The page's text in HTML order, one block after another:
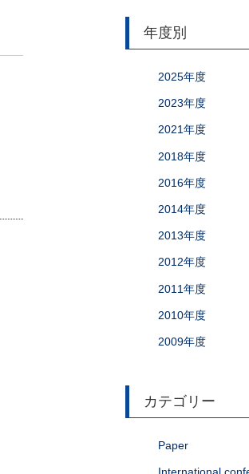
年度別
2025年度
2023年度
2021年度
2018年度
2016年度
2014年度
2013年度
2012年度
2011年度
2010年度
2009年度
カテゴリー
Paper